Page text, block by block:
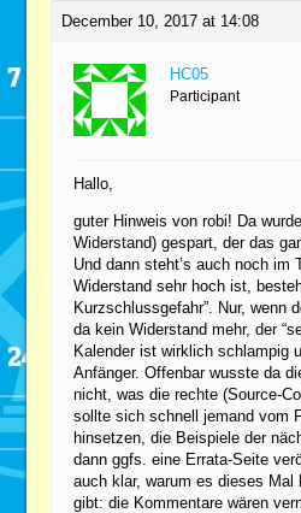
December 10, 2017 at 14:08
HC05
Participant
Hallo,
guter Hinweis von robi! Da
Widerstand) gespart, der das
Und dann steht’s auch noch im
Widerstand sehr hoch ist,
Kurzschlussgefahr”. Nur, wenn
da kein Widerstand mehr, der
Kalender ist wirklich schlampig
Anfänger. Offenbar wusste da
nicht, was die rechte (Source-
sollte sich schnell jemand vom
hinsetzen, die Beispiele der
dann ggfs. eine Errata-Seite
auch klar, warum es dieses Mal
gibt: die Kommentare wären